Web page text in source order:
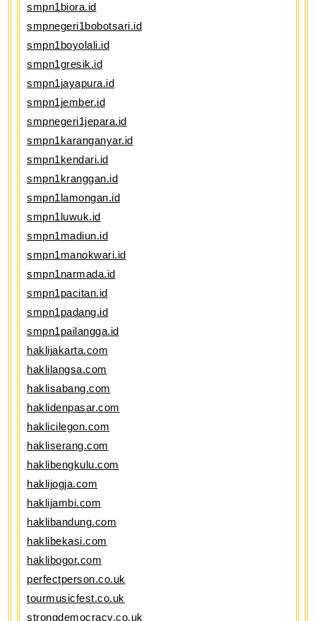
smpn1biora.id
smpnegeri1bobotsari.id
smpn1boyolali.id
smpn1gresik.id
smpn1jayapura.id
smpn1jember.id
smpnegeri1jepara.id
smpn1karanganyar.id
smpn1kendari.id
smpn1kranggan.id
smpn1lamongan.id
smpn1luwuk.id
smpn1madiun.id
smpn1manokwari.id
smpn1narmada.id
smpn1pacitan.id
smpn1padang.id
smpn1pailangga.id
haklijakarta.com
haklilangsa.com
haklisabang.com
haklidenpasar.com
haklicilegon.com
hakliserang.com
haklibengkulu.com
haklijogja.com
haklijambi.com
haklibandung.com
haklibekasi.com
haklibogor.com
perfectperson.co.uk
tourmusicfest.co.uk
strongdemocracy.co.uk